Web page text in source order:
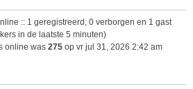
:: 1 geregistreerd, 0 verborgen en 1 gast
in de laatste 5 minuten)
online was 275 op vr jul 31, 2026 2:42 am